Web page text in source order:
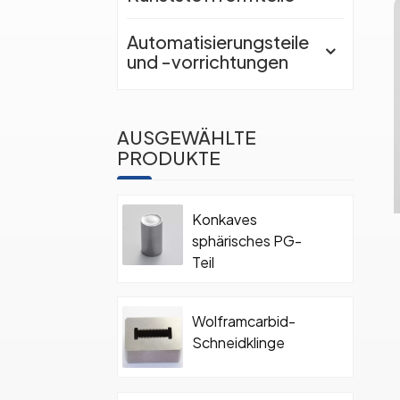
Automatisierungsteile
und -vorrichtungen
AUSGEWÄHLTE
PRODUKTE
Konkaves
sphärisches PG-
Teil
Wolframcarbid-
Schneidklinge